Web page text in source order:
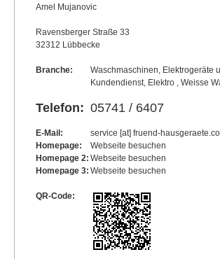
Amel Mujanovic
Ravensberger Straße 33
32312 Lübbecke
Branche:
Waschmaschinen, Elektrogeräte
Kundendienst, Elektro , Weisse
Telefon: 05741 / 6407
E-Mail:
service [at] fruend-
Homepage:
Webseite besuchen
Homepage 2: Webseite besuchen
Homepage 3: Webseite besuchen
QR-Code: